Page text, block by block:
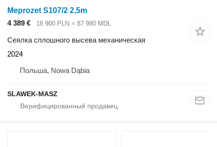
Meprozet S107/2 2,5m
4 389 €
18 900 PLN ≈ 87 980 MDL
Сеялка сплошного высева механическая
2024
Польша, Nowa Dąbia
SLAWEK-MASZ